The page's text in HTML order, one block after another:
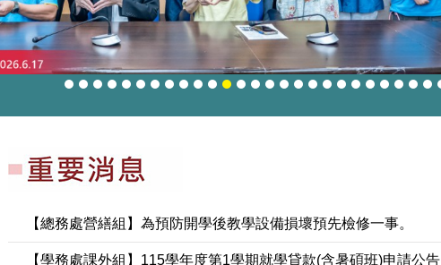
【總務處營繕組】為預防開學後教學設備損壞預先檢修一事。
【學務處課外組】115學年度第1學期就學貸款(含暑碩班)申請公告